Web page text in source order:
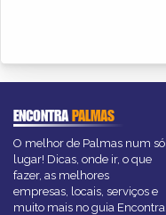
ENCONTRAPALMAS
O melhor de Palmas num só
lugar! Dicas, onde ir, o que
fazer, as melhores
empresas, locais, serviços e
muito mais no guia Encontra